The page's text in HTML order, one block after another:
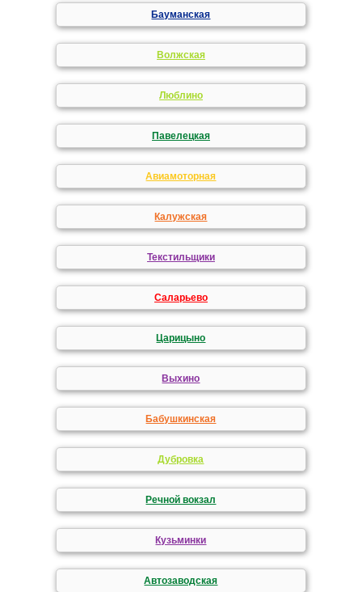
Бауманская
Волжская
Люблино
Павелецкая
Авиамоторная
Калужская
Текстильщики
Саларьево
Царицыно
Выхино
Бабушкинская
Дубровка
Речной вокзал
Кузьминки
Автозаводская